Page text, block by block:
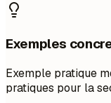
Exemples
Exemple pratique
pratiques pour la